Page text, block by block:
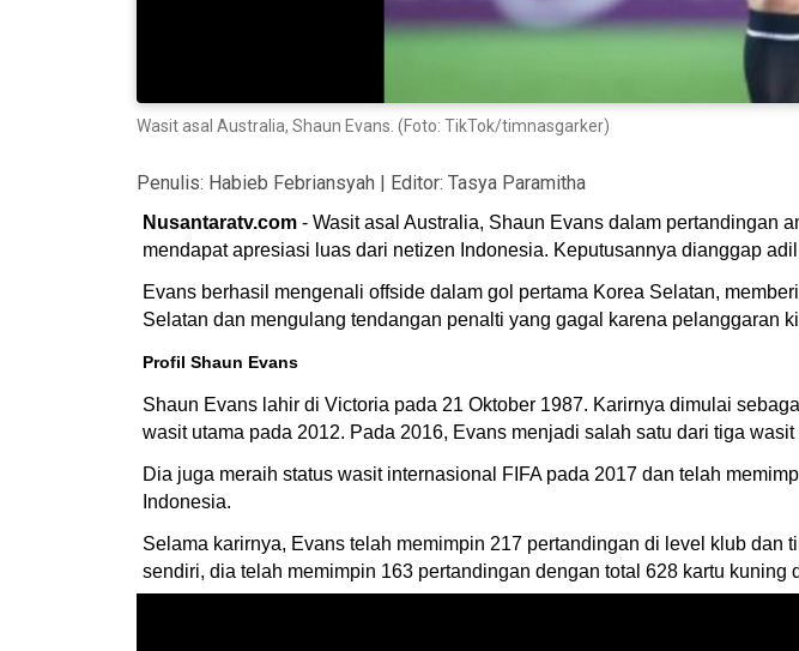
Wasit asal Australia, Shaun Evans. (Foto: TikTok/timnasgarker)
Penulis: Habieb Febriansyah | Editor: Tasya Paramitha
Nusantaratv.com - Wasit asal Australia, Shaun Evans dalam pertandingan
mendapat apresiasi luas dari netizen Indonesia. Keputusannya dianggap
Evans berhasil mengenali offside dalam gol pertama Korea Selatan,
Selatan dan mengulang tendangan penalti yang gagal karena pelanggaran
Profil Shaun Evans
Shaun Evans lahir di Victoria pada 21 Oktober 1987. Karirnya dimulai
wasit utama pada 2012. Pada 2016, Evans menjadi salah satu dari tiga
Dia juga meraih status wasit internasional FIFA pada 2017 dan telah
Indonesia.
Selama karirnya, Evans telah memimpin 217 pertandingan di level klub
sendiri, dia telah memimpin 163 pertandingan dengan total 628 kartu kuning